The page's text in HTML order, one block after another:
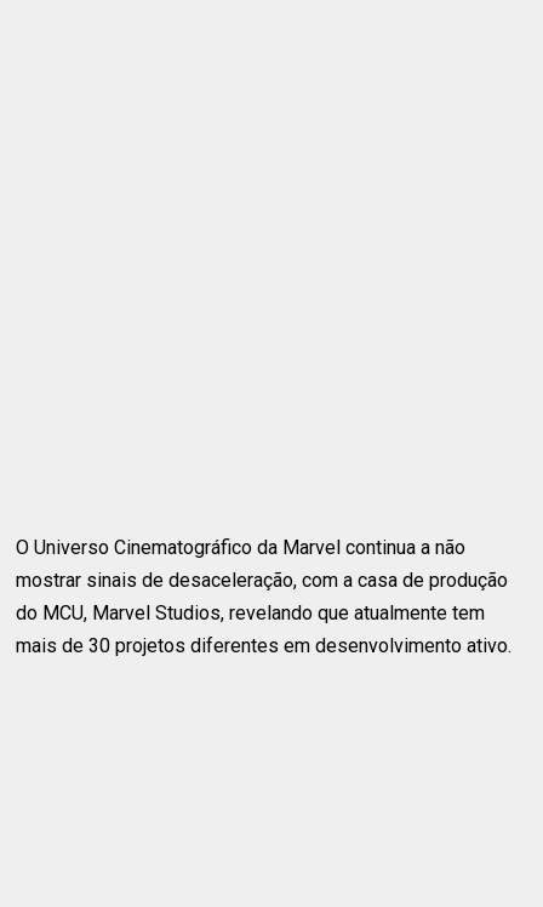
O Universo Cinematográfico da Marvel continua a não
mostrar sinais de desaceleração, com a casa de produção
do MCU, Marvel Studios, revelando que atualmente tem
mais de 30 projetos diferentes em desenvolvimento ativo.